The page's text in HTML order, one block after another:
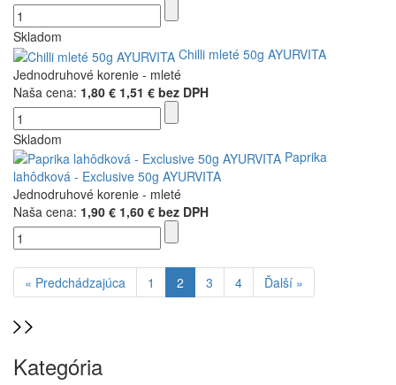
Skladom
Chilli mleté 50g AYURVITA
Jednodruhové korenie - mleté
Naša cena: 1,80 € 1,51 € bez DPH
Skladom
Paprika
lahôdková - Exclusive 50g AYURVITA
Jednodruhové korenie - mleté
Naša cena: 1,90 € 1,60 € bez DPH
« Predchádzajúca 1 2 3 4 Ďalší »
Kategória